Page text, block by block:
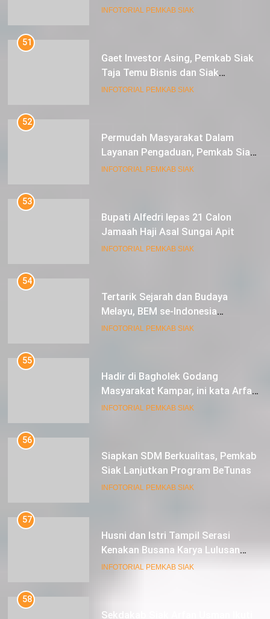
Luar Biasa
INFOTORIAL PEMKAB SIAK
51
Gaet Investor Asing, Pemkab Siak
Taja Temu Bisnis dan Siak
Expoversary 2024
INFOTORIAL PEMKAB SIAK
52
Permudah Masyarakat Dalam
Layanan Pengaduan, Pemkab Siak
Luncurkan Aplikasi SIP PUAN
INFOTORIAL PEMKAB SIAK
53
Bupati Alfedri lepas 21 Calon
Jamaah Haji Asal Sungai Apit
INFOTORIAL PEMKAB SIAK
54
Tertarik Sejarah dan Budaya
Melayu, BEM se-Indonesia
Berkunjung ke Kabupaten Siak
INFOTORIAL PEMKAB SIAK
55
Hadir di Bagholek Godang
Masyarakat Kampar, ini kata Arfan
Usman
INFOTORIAL PEMKAB SIAK
56
Siapkan SDM Berkualitas, Pemkab
Siak Lanjutkan Program BeTunas
INFOTORIAL PEMKAB SIAK
57
Husni dan Istri Tampil Serasi
Kenakan Busana Karya Lulusan
SMK Pariwisata Siak, di Lancang
INFOTORIAL PEMKAB SIAK
58
Sekdakab Siak Arfan Usman Ikuti